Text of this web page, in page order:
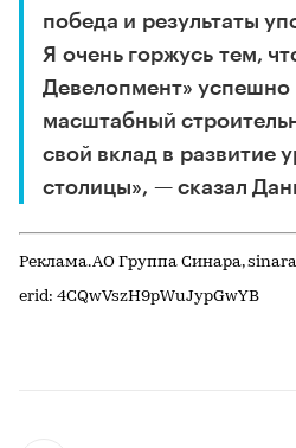
победа и результаты
Я очень горжусь тем,
Девелопмент» успешно
масштабный
свой вклад в развитие
столицы», — сказал
Реклама. АО Группа Синара,
erid: 4CQwVszH9pWuJypGwYB